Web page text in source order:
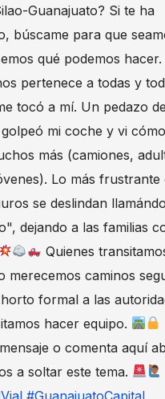
Guanajuato? Si te ha
búscame para que
qué podemos hacer.
pertenece a todas y
tocó a mí. Un pedazo de
mi coche y vi cómo
más (camiones,
Lo más frustrante
se deslindan
dejando a las familias
Quienes
merecemos caminos
formal a las
hacer equipo.
o comenta aquí
a soltar este tema.
#GuanajuatoCapital